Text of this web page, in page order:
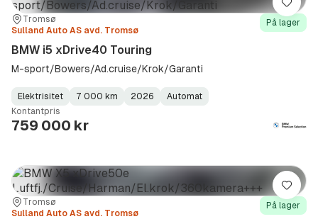
Sted:Tromsø
Forhandler:
Sulland Auto AS avd. Tromsø
På lager
BMW i5 xDrive40 Touring
M-sport/Bowers/Ad.cruise/Krok/Garanti
Fuel
Type:
Elektrisitet
Kilometerstand:
7 000 km
Model
Year:
2026
Gearbox
Type:
Automat
Kontantpris
759 000 kr
Lagre
Sted:Tromsø
Forhandler:
Sulland Auto AS avd. Tromsø
På lager
Lagre